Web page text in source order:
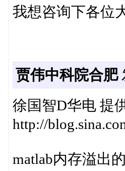
我想咨询下各位
贾伟中科院合肥
徐国智D华电 提
http://
matlab内存溢出